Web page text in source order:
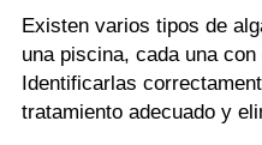
Existen varios tipos de
una piscina, cada una
Identificarlas
tratamiento adecuado y